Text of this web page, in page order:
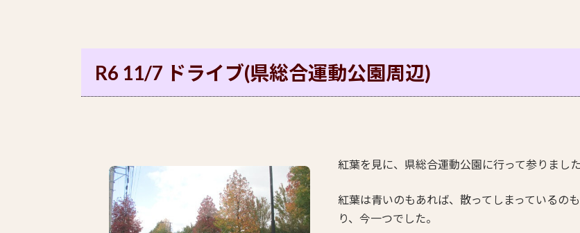
R6 11/7 ドライブ(県総合運動公園周辺)
紅葉を見に、県総合運動公園に行って参りました
紅葉は青いのもあれば、散ってしまっているの
り、今一つでした。